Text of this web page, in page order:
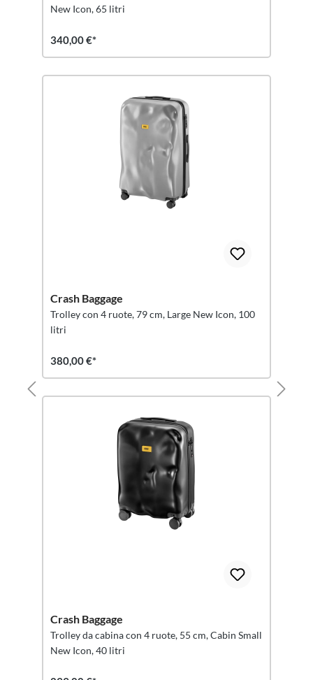
New Icon, 65 litri
340,00 €*
Crash Baggage
Trolley con 4 ruote, 79 cm, Large New Icon, 100
litri
380,00 €*
Crash Baggage
Trolley da cabina con 4 ruote, 55 cm, Cabin Small
New Icon, 40 litri